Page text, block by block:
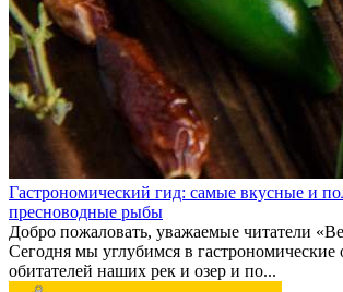
Гастрономический гид: самые вкусные и
пресноводные рыбы
Добро пожаловать, уважаемые читатели
Сегодня мы углубимся в гастрономические
обитателей наших рек и озер и по...